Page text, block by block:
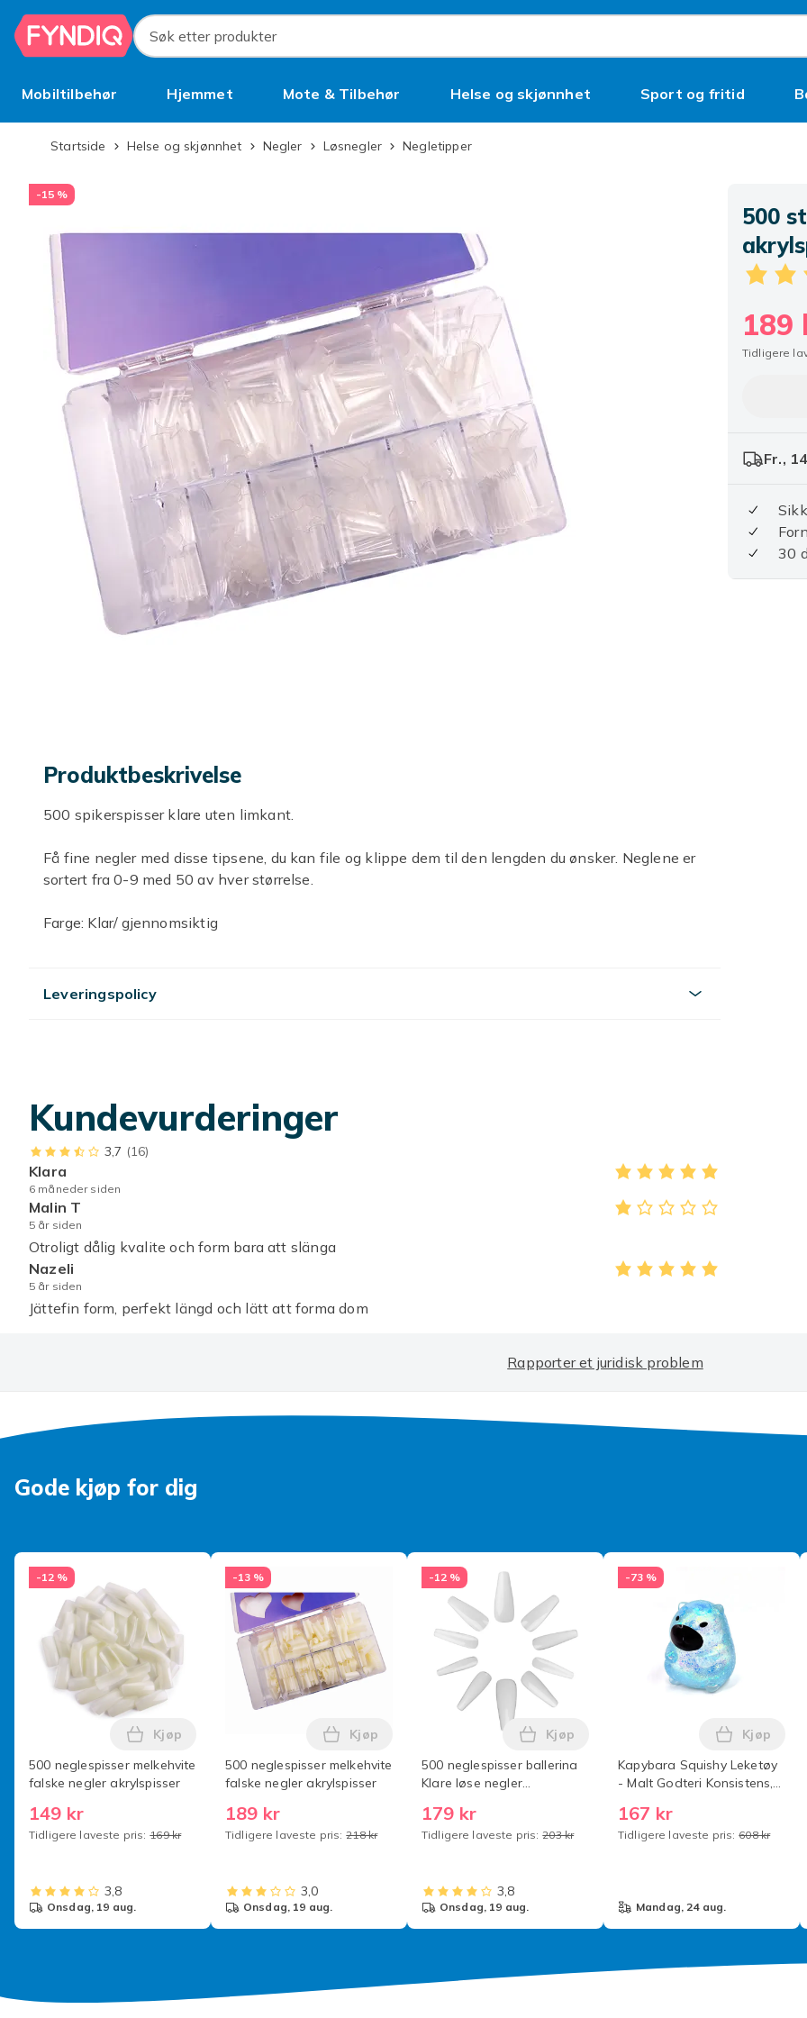
Hopp til hovedinnhold
Søk etter produkter
Mobiltilbehør Hjemmet Mote & Tilbehør Helse og skjønnhet Sport og fritid
BruktStartside Helse og skjønnhet Negler Løsnegler Negletipper
-15 %
Produktbeskrivelse
500 spikerspisser klare uten limkant.
Få fine negler med disse tipsene, du kan file og klippe dem til den lengden du ønsker. Neglene er
sortert fra 0-9 med 50 av hver størrelse.
Farge: Klar/ gjennomsiktig
Lag din drømmelengde ved å file og kutte tuppene akkurat slik du ønsker.
perfekte basen for ditt neglekunstarbeid.
Farge
Artikkel nr.
7e538a15-0be8-4fb3-b822-8e1add6a2263
Produktsikkerhetsinformasjon
Leveringspolicy
Kundevurderinger
3,7 (16)
Klara
6 måneder siden
Malin T
5 år siden
Otroligt dålig kvalite och form bara att slänga
Nazeli
5 år siden
Jättefin form, perfekt längd och lätt att forma dom
500
189
Tidligere
Fr.,
30
Rapporter et juridisk problem
Gode kjøp for dig
-12 %
500 neglespisser melkehvite
falske negler akrylspisser
149 kr
Tidligere laveste pris: 169 kr
Legg 500 neglespisser melkehvite falske negler akrylspisser i handlekurven
Kjøp
3,8
onsdag, 19 aug.
-13 %
500 neglespisser melkehvite
falske negler akrylspisser
189 kr
Tidligere laveste pris: 218 kr
Legg 500 neglespisser melkehvite falske negler akrylspisser i
Kjøp
3,0
onsdag, 19 aug.
-12 %
500 neglespisser ballerina
Klare løse negler
179 kr
Tidligere laveste pris: 203 kr
Legg 500 neglespisser ballerina Klare
Kjøp
3,8
onsdag, 19 aug.
-73 %
Kapybara Squishy Leketøy
- Malt Godteri Konsistens,
Stresslindring, Glitrende
Søt Fidget Klemmeleke,
167 kr
Tidligere laveste pris: 608 kr
Legg
Kjøp
mandag, 24 aug.